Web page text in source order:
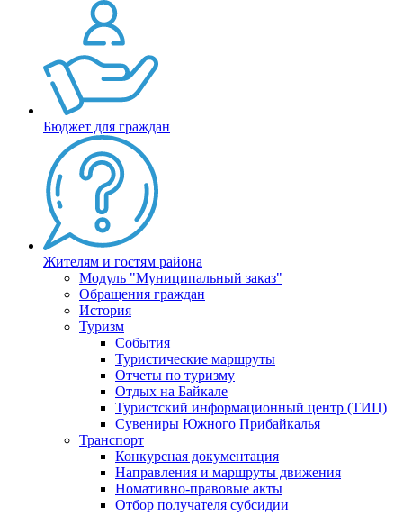
Бюджет для граждан
Жителям и гостям района
Модуль "Муниципальный заказ"
Обращения граждан
История
Туризм
События
Туристические маршруты
Отчеты по туризму
Отдых на Байкале
Туристский информационный центр (ТИЦ)
Сувениры Южного Прибайкалья
Транспорт
Конкурсная документация
Направления и маршруты движения
Номативно-правовые акты
Отбор получателя субсидии